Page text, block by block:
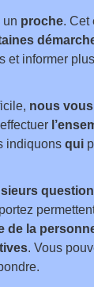
un proche. Cet
et informer
nous vous
indiquons qui
de la
. Vous